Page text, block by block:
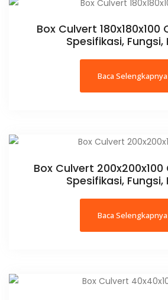
Box Culvert 180x180x100
Spesifikasi, Fungsi,
Baca Selengkapnya
Box Culvert
Spesifikasi, Fungsi,
Baca Selengkapnya